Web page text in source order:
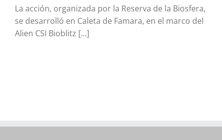
La acción, organizada por la Reserva de la Biosfera,
se desarrolló en Caleta de Famara, en el marco del
Alien CSI Bioblitz [...]